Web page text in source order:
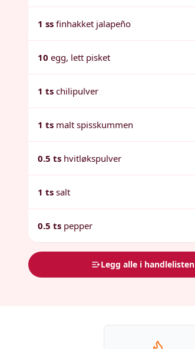
1 ss finhakket jalapeño
10 egg, lett pisket
1 ts chilipulver
1 ts malt spisskummen
0.5 ts hvitløkspulver
1 ts salt
0.5 ts pepper
Legg alle i handlelisten